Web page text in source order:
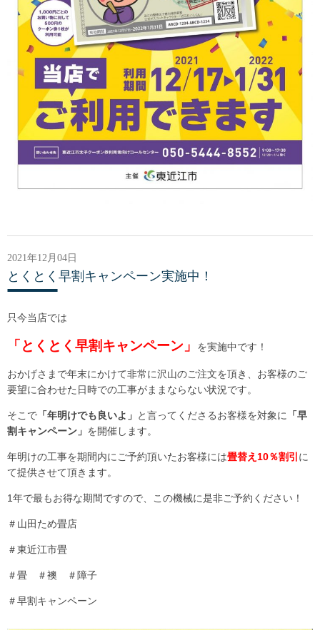
2021年12月04日
とくとく早割キャンペーン実施中！
只今当店では
「とくとく早割キャンペーン」 を実施中です！
おかげさまで年末にかけて非常に沢山のご注文を頂き、お客様のご
要望に合わせた日時での工事がままならない状況です。
そこで 「年明けでも良いよ」 と言ってくださるお客様を対象に 「早
割キャンペーン」 を開催します。
年明けの工事を期間内にご予約頂いたお客様には畳替え10％割引 に
て提供させて頂きます。
1年で最もお得な期間ですので、この機械に是非ご予約ください！
＃山田ため畳店
＃東近江市畳
＃畳 ＃襖 ＃障子
＃早割キャンペーン